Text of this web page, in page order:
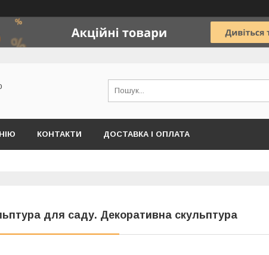
КОНТАКТИ ДОСТАВКА І ОПЛАТА
для саду. Декоративна скульптура